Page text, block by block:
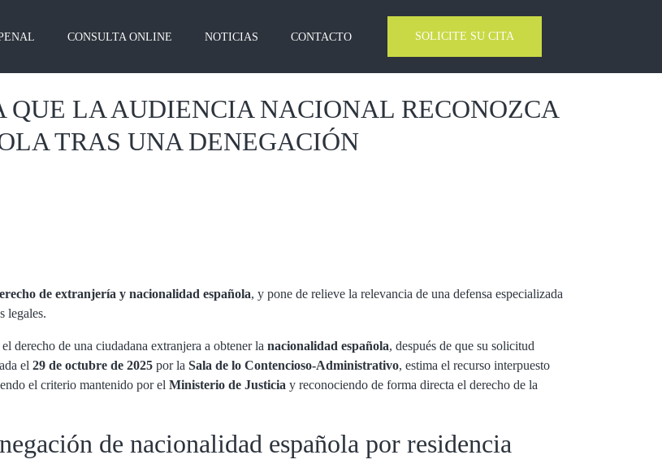
CONSULTA ONLINE NOTICIAS CONTACTO SOLICITE SU CITA
QUE LA AUDIENCIA NACIONAL RECONOZCA
TRAS UNA DENEGACIÓN
de extranjería y nacionalidad española, y pone de relieve la relevancia de una defensa especializada
legales.
derecho de una ciudadana extranjera a obtener la nacionalidad española, después de que su solicitud
el 29 de octubre de 2025 por la Sala de lo Contencioso-Administrativo, estima el recurso interpuesto
el criterio mantenido por el Ministerio de Justicia y reconociendo de forma directa el derecho de la
de nacionalidad española por residencia